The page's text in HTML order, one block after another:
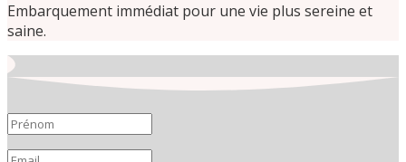
Embarquement immédiat pour une vie plus sereine et
saine.